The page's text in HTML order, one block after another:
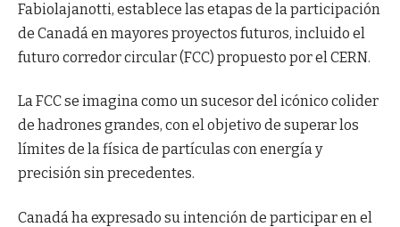
Fabiolajanotti, establece las etapas de la participación
de Canadá en mayores proyectos futuros, incluido el
futuro corredor circular (FCC) propuesto por el CERN.
La FCC se imagina como un sucesor del icónico colider
de hadrones grandes, con el objetivo de superar los
límites de la física de partículas con energía y
precisión sin precedentes.
Canadá ha expresado su intención de participar en el